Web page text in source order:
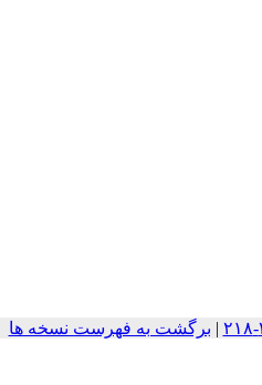
| برگشت به فهرست نسخه ها